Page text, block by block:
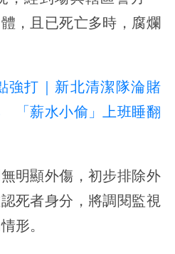
，且已死亡多時，腐爛
強打｜新北清潔隊淪賭
「薪水小偷」上班睡翻
明顯外傷，初步排除外
死者身分，將調閱監視
形。